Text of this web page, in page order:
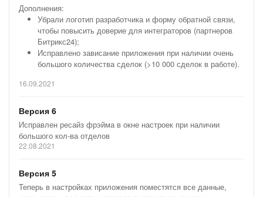
Отчет показывает дисциплину работы по сделкам, но
не оценивает качество самих коммуникаций
На что обратить внимание
Перед регулярным использованием стоит договориться,
какие активности считаются рабочим следующим шагом по
сделке и за какое время команда должна обрабатывать
работе менеджеров
Кейсы и статьи от
Дополнения:
Убрали логотип разработчика и форму обратной связи,
чтобы повысить доверие для интеграторов (партнеров
Битрикс24);
Исправлено зависание приложения при наличии очень
большого количества сделок (>10 000 сделок в работе).
16.09.2021
Версия 6
Исправлен ресайз фрэйма в окне настроек при наличии
большого кол-ва отделов
22.08.2021
Версия 5
Теперь в настройках приложения поместятся все данные,